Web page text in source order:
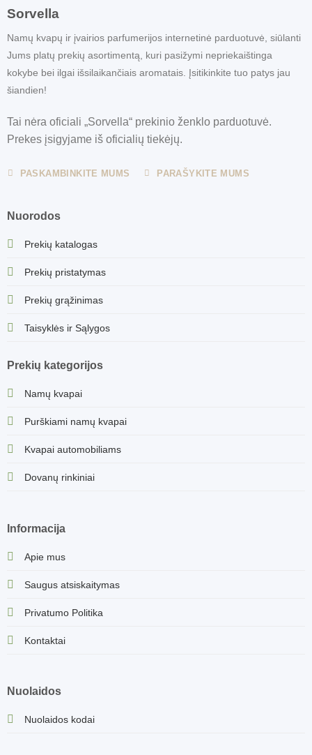
Sorvella
Namų kvapų ir įvairios parfumerijos internetinė parduotuvė, siūlanti
Jums platų prekių asortimentą, kuri pasižymi nepriekaištinga
kokybe bei ilgai išsilaikančiais aromatais. Įsitikinkite tuo patys jau
šiandien!
Tai nėra oficiali „Sorvella“ prekinio ženklo parduotuvė.
Prekes įsigyjame iš oficialių tiekėjų.
PASKAMBINKITE MUMS PARAŠYKITE MUMS
Nuorodos
Prekių katalogas
Prekių pristatymas
Prekių grąžinimas
Taisyklės ir Sąlygos
Prekių kategorijos
Namų kvapai
Purškiami namų kvapai
Kvapai automobiliams
Dovanų rinkiniai
Informacija
Apie mus
Saugus atsiskaitymas
Privatumo Politika
Kontaktai
Nuolaidos
Nuolaidos kodai